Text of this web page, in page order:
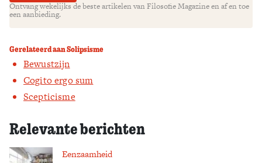
Gerelateerd aan Solipsisme
Bewustzijn
Cogito ergo sum
Scepticisme
Ontvang wekelijks de beste artikelen van Filosofie Magazine en af en toe
een aanbieding.
Relevante berichten
Eenzaamheid